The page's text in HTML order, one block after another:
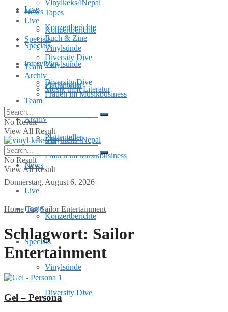
Live
Konzertberichte
Specials
Vinylsünde
Diversity Dive
Team
Archiv
Plattenteller
Frauen im Musikbusiness
Donnerstag, August 6, 2026
Login
Tapes
Buch & Zine
Interviews
Musik trifft Literatur
Vinylkeks4Nepal
News
Live
Konzertberichte
Specials
Vinylsünde
Diversity Dive
Vinylkeks4Nepal
News
Live
Konzertberichte
Specials
Vinylsünde
Diversity Dive
Team
Archiv
Plattenteller
Frauen im Musikbusiness
No Result
View All Result
No Result
View All Result
Home Tag Sailor Entertainment
Schlagwort: Sailor
Entertainment
Gel – Persona